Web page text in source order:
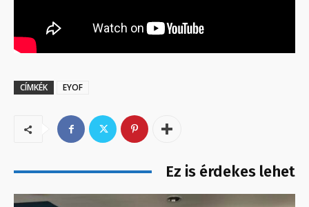
CÍMKÉK EYOF
Ez is érdekes lehet